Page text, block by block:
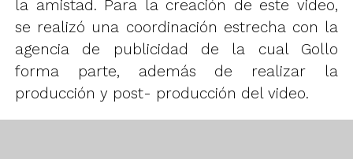
la amistad. Para la creación de este video,
se realizó una coordinación estrecha con la
agencia de publicidad de la cual Gollo
forma parte, además de realizar la
producción y post- producción del video.